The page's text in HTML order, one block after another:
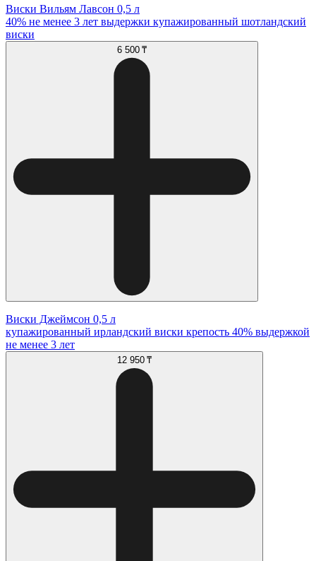
Виски Вильям Лавсон 0,5 л
40% не менее 3 лет выдержки купажированный шотландский
виски
6 500 ₸
Виски Джеймсон 0,5 л
купажированный ирландский виски крепость 40% выдержкой
не менее 3 лет
12 950 ₸